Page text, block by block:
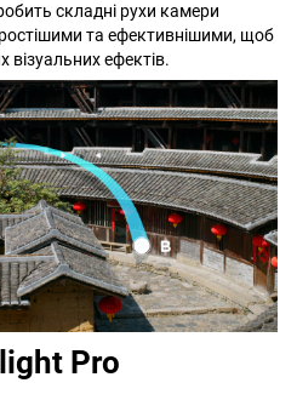
складні рухи камери
та ефективнішими, щоб
візуальних ефектів.
Pro